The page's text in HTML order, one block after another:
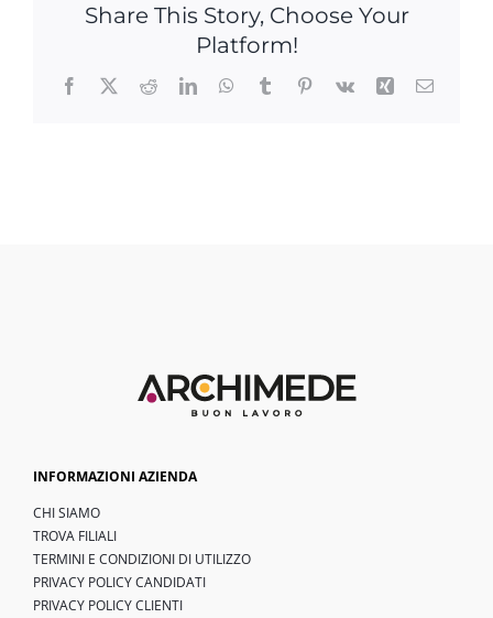
Share This Story, Choose Your
Platform!
Facebook
X RedditLinkedInWhatsApp
TumblrPinterest
Vk Xing Email
INFORMAZIONI AZIENDA
CHI SIAMO
TROVA FILIALI
TERMINI E CONDIZIONI DI UTILIZZO
PRIVACY POLICY CANDIDATI
PRIVACY POLICY CLIENTI